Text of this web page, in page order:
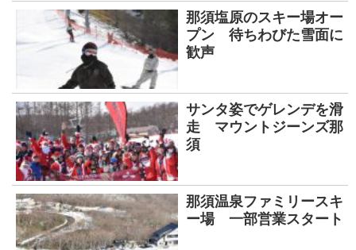
那須塩原のスキー場オー
プン 待ちわびた雪面に
歓声
サンタ姿でゲレンデを滑
走 マウントジーンズ那
須
那須温泉ファミリースキ
ー場 一部営業スタート